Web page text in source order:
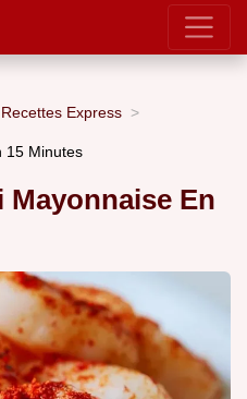
Recettes Express
15 Minutes
En